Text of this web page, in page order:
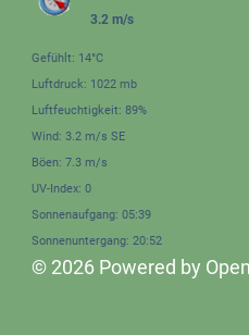
3.2 m/s
Gefühlt: 14°C
Luftdruck: 1022 mb
Luftfeuchtigkeit: 89%
Wind: 3.2 m/s SE
Böen: 7.3 m/s
UV-Index: 0
Sonnenaufgang: 05:39
Sonnenuntergang: 20:52
© 2026 Powered by